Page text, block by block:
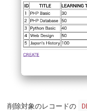
削除対象のレコードの